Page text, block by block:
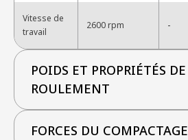
Vitesse de
travail
2600 rpm -
POIDS ET PROPRIÉTÉS DE
ROULEMENT
FORCES DU COMPACTAGE